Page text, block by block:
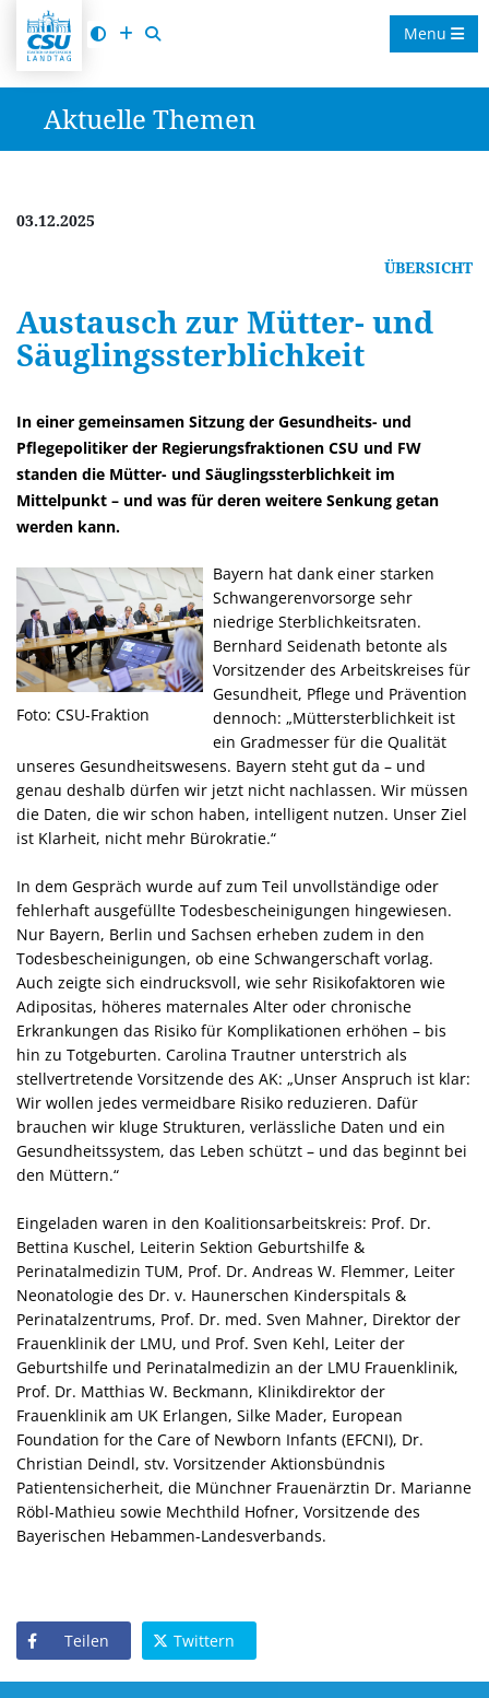
Menu
Aktuelle Themen
03.12.2025
ÜBERSICHT
Austausch zur Mütter- und
Säuglingssterblichkeit
In einer gemeinsamen Sitzung der Gesundheits- und
Pflegepolitiker der Regierungsfraktionen CSU und FW
standen die Mütter- und Säuglingssterblichkeit im
Mittelpunkt – und was für deren weitere Senkung getan
werden kann.
Foto: CSU-Fraktion
Bayern hat dank einer starken
Schwangerenvorsorge sehr
niedrige Sterblichkeitsraten.
Bernhard Seidenath betonte als
Vorsitzender des Arbeitskreises für
Gesundheit, Pflege und Prävention
dennoch: „Müttersterblichkeit ist
ein Gradmesser für die Qualität
unseres Gesundheitswesens. Bayern steht gut da – und
genau deshalb dürfen wir jetzt nicht nachlassen. Wir müssen
die Daten, die wir schon haben, intelligent nutzen. Unser Ziel
ist Klarheit, nicht mehr Bürokratie.“
In dem Gespräch wurde auf zum Teil unvollständige oder
fehlerhaft ausgefüllte Todesbescheinigungen hingewiesen.
Nur Bayern, Berlin und Sachsen erheben zudem in den
Todesbescheinigungen, ob eine Schwangerschaft vorlag.
Auch zeigte sich eindrucksvoll, wie sehr Risikofaktoren wie
Adipositas, höheres maternales Alter oder chronische
Erkrankungen das Risiko für Komplikationen erhöhen – bis
hin zu Totgeburten. Carolina Trautner unterstrich als
stellvertretende Vorsitzende des AK: „Unser Anspruch ist klar:
Wir wollen jedes vermeidbare Risiko reduzieren. Dafür
brauchen wir kluge Strukturen, verlässliche Daten und ein
Gesundheitssystem, das Leben schützt – und das beginnt bei
den Müttern.“
Eingeladen waren in den Koalitionsarbeitskreis: Prof. Dr.
Bettina Kuschel, Leiterin Sektion Geburtshilfe &
Perinatalmedizin TUM, Prof. Dr. Andreas W. Flemmer, Leiter
Neonatologie des Dr. v. Haunerschen Kinderspitals &
Perinatalzentrums, Prof. Dr. med. Sven Mahner, Direktor der
Frauenklinik der LMU, und Prof. Sven Kehl, Leiter der
Geburtshilfe und Perinatalmedizin an der LMU Frauenklinik,
Prof. Dr. Matthias W. Beckmann, Klinikdirektor der
Frauenklinik am UK Erlangen, Silke Mader, European
Foundation for the Care of Newborn Infants (EFCNI), Dr.
Christian Deindl, stv. Vorsitzender Aktionsbündnis
Patientensicherheit, die Münchner Frauenärztin Dr. Marianne
Röbl-Mathieu sowie Mechthild Hofner, Vorsitzende des
Bayerischen Hebammen-Landesverbands.
Teilen Twittern